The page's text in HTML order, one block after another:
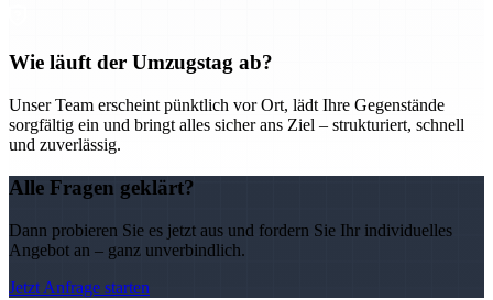
Wie läuft der Umzugstag ab?
Unser Team erscheint pünktlich vor Ort, lädt Ihre Gegenstände
sorgfältig ein und bringt alles sicher ans Ziel – strukturiert, schnell
und zuverlässig.
Alle Fragen geklärt?
Dann probieren Sie es jetzt aus und fordern Sie Ihr individuelles
Angebot an – ganz unverbindlich.
Jetzt Anfrage starten